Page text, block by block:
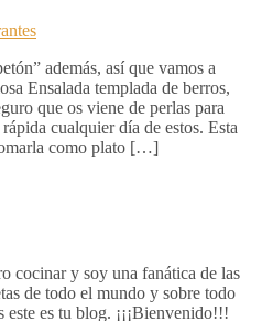
además, así que vamos a
Ensalada templada de berros,
que os viene de perlas para
cualquier día de estos. Esta
como plato […]
cocinar y soy una fanática de las
de todo el mundo y sobre todo
es tu blog. ¡¡¡Bienvenido!!!